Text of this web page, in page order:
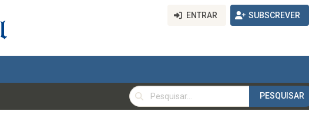
ENTRAR SUBSCREVER
PESQUISAR
PESQUISAR